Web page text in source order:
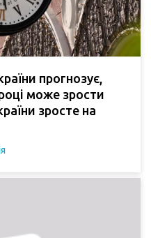
прогнозує,
може зрости
зросте на